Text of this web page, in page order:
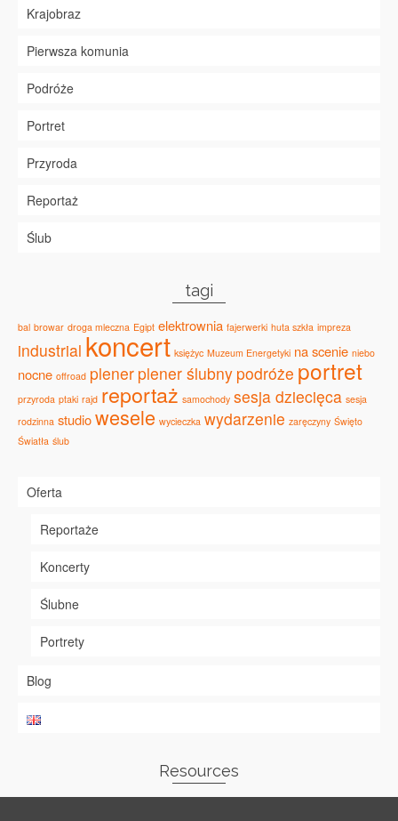
Krajobraz
Pierwsza komunia
Podróże
Portret
Przyroda
Reportaż
Ślub
tagi
bal browar droga mleczna Egipt elektrownia fajerwerki huta szkła impreza
industrial koncert księżyc Muzeum Energetyki na scenie niebo
nocne offroad plener plener ślubny podróże portret
przyroda ptaki rajd reportaż samochody sesja dziecięca sesja
rodzinna studiowesele wycieczka wydarzenie zaręczyny Święto
Światła ślub
Oferta
Reportaże
Koncerty
Ślubne
Portrety
Blog
Resources